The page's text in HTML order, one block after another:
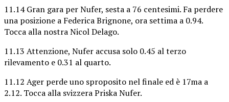
11.14 Gran gara per Nufer, sesta a 76 centesimi. Fa perdere
una posizione a Federica Brignone, ora settima a 0.94.
Tocca alla nostra Nicol Delago.
11.13 Attenzione, Nufer accusa solo 0.45 al terzo
rilevamento e 0.31 al quarto.
11.12 Ager perde uno sproposito nel finale ed è 17ma a
2.12. Tocca alla svizzera Priska Nufer.